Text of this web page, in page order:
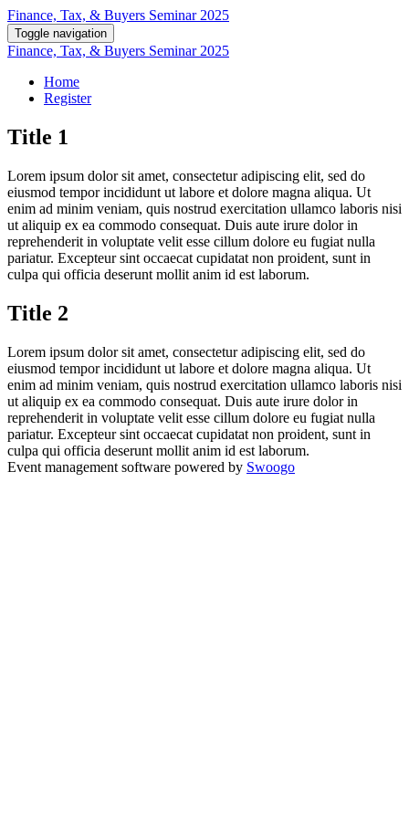
Finance, Tax, & Buyers Seminar 2025
Toggle navigation
Finance, Tax, & Buyers Seminar 2025
Home
Register
Title 1
Lorem ipsum dolor sit amet, consectetur adipiscing elit, sed do
eiusmod tempor incididunt ut labore et dolore magna aliqua. Ut
enim ad minim veniam, quis nostrud exercitation ullamco laboris nisi
ut aliquip ex ea commodo consequat. Duis aute irure dolor in
reprehenderit in voluptate velit esse cillum dolore eu fugiat nulla
pariatur. Excepteur sint occaecat cupidatat non proident, sunt in
culpa qui officia deserunt mollit anim id est laborum.
Title 2
Lorem ipsum dolor sit amet, consectetur adipiscing elit, sed do
eiusmod tempor incididunt ut labore et dolore magna aliqua. Ut
enim ad minim veniam, quis nostrud exercitation ullamco laboris nisi
ut aliquip ex ea commodo consequat. Duis aute irure dolor in
reprehenderit in voluptate velit esse cillum dolore eu fugiat nulla
pariatur. Excepteur sint occaecat cupidatat non proident, sunt in
culpa qui officia deserunt mollit anim id est laborum.
Event management software powered by Swoogo